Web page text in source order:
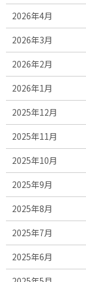
2026年4月
2026年3月
2026年2月
2026年1月
2025年12月
2025年11月
2025年10月
2025年9月
2025年8月
2025年7月
2025年6月